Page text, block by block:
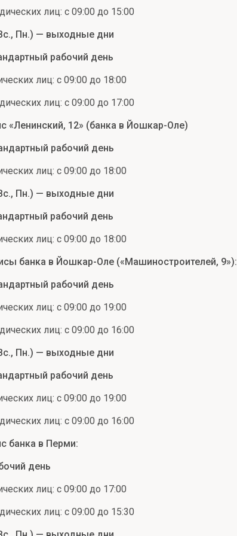
лиц: с 09:00 до 15:00
Пн.) — выходные дни
рабочий день
лиц: с 09:00 до 18:00
лиц: с 09:00 до 17:00
«Ленинский, 12» (банка в Йошкар-Оле)
рабочий день
лиц: с 09:00 до 18:00
Пн.) — выходные дни
рабочий день
лиц: с 09:00 до 18:00
банка в Йошкар-Оле («Машиностроителей, 9»):
рабочий день
лиц: с 09:00 до 19:00
лиц: с 09:00 до 16:00
Пн.) — выходные дни
рабочий день
лиц: с 09:00 до 19:00
лиц: с 09:00 до 16:00
банка в Перми:
день
лиц: с 09:00 до 17:00
лиц: с 09:00 до 15:30